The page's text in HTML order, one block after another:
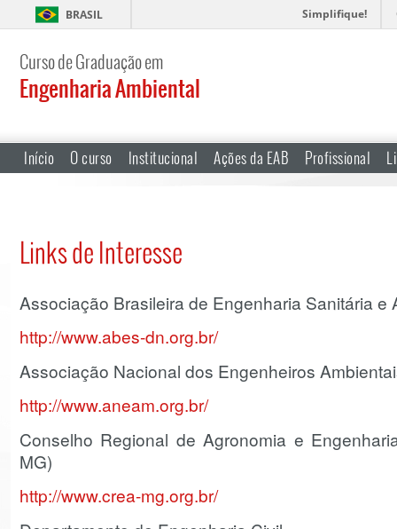
BRASIL Simplifique!
Curso de Graduação em
Engenharia Ambiental
Início O curso Institucional Ações da EAB Profissional
Links de Interesse
Associação Brasileira de Engenharia Sanitária e
http://www.abes-dn.org.br/
Associação Nacional dos Engenheiros
http://www.aneam.org.br/
Conselho Regional de Agronomia e
MG)
http://www.crea-mg.org.br/